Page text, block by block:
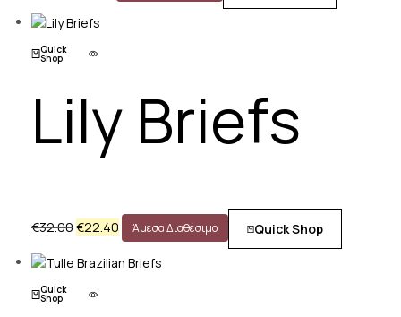
Quick
Shop
Lily Briefs
€32.00€22.40 Άμεσα Διαθέσιμο Quick Shop
Quick
Shop